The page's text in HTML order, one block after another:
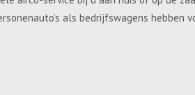
als bedrijfswagens hebben